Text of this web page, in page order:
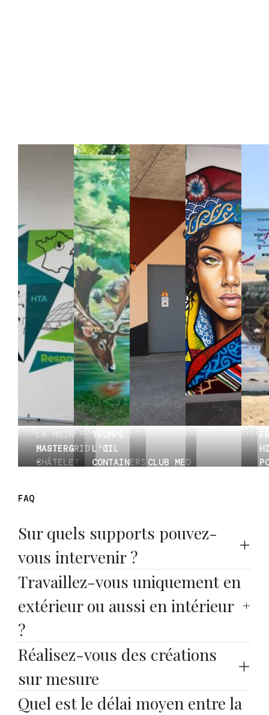
PUBLICITÉ
PEINTE À
LA MAIN -
BARILLA
CHÂTELET
MASTERGRID
-
Professionnel
TROMPE
L'ŒIL
CONTAINERS
Professionnel
CLUB MED
Professionnel Professionnel
FAQ
Sur quels supports pouvez-
vous intervenir ?
Travaillez-vous uniquement en
extérieur ou aussi en intérieur
?
Réalisez-vous des créations
sur mesure
Quel est le délai moyen entre la